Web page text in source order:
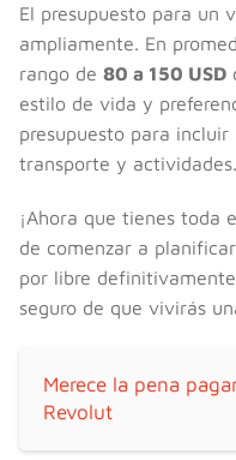
El presupuesto para un
ampliamente. En
rango de 80 a 150 USD
estilo de vida y
presupuesto para
transporte y actividades.
¡Ahora que tienes toda
de comenzar a
por libre definitivamente
seguro de que vivirás
Merece la pena
Revolut